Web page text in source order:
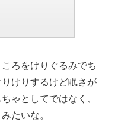
ろをけりぐるみでち
けりするけど眠さが
ゃとしてではなく、
たいな。